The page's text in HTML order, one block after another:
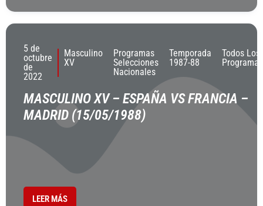
5 de
octubre
de
2022
Masculino
XV
Programas
Selecciones
Nacionales
Temporada
1987-88
Todos Los
Programas
MASCULINO XV – ESPAÑA VS FRANCIA –
MADRID (15/05/1988)
LEER MÁS